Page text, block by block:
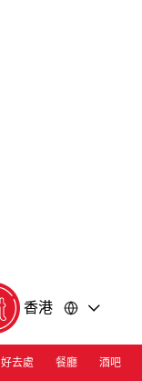
香港
好去處 餐廳 酒吧